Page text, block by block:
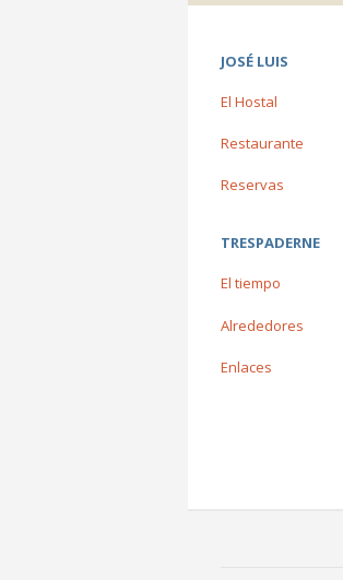
JOSÉ LUIS
El Hostal
Restaurante
Reservas
TRESPADERNE
El tiempo
Alrededores
Enlaces